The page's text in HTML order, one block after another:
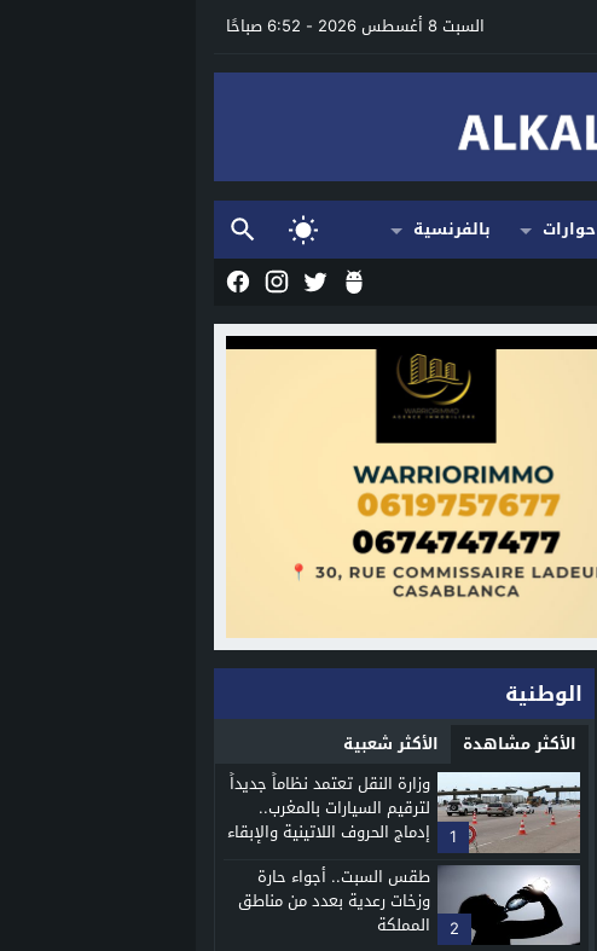
السبت 8 أغسطس 2026 - 6:52 صباحًا
حوارات
بالفرنسية
الوطنية
الأكثر مشاهدة الأكثر شعبية
1
وزارة النقل تعتمد نظاماً جديداً
لترقيم السيارات بالمغرب..
إدماج الحروف اللاتينية والإبقاء
2
طقس السبت.. أجواء حارة
وزخات رعدية بعدد من مناطق
المملكة